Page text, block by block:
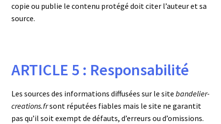
copie ou publie le contenu protégé doit citer l’auteur et sa
source.
ARTICLE 5 : Responsabilité
Les sources des informations diffusées sur le site bandelier-
creations.frsont réputées fiables mais le site ne garantit
pas qu’il soit exempt de défauts, d’erreurs ou d’omissions.